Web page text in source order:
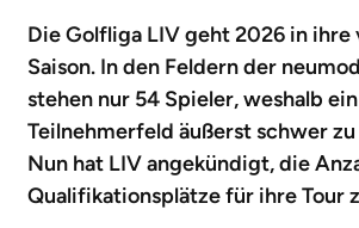
Die Golfliga LIV geht 2026 in
Saison. In den Feldern der
stehen nur 54 Spieler, weshalb
Teilnehmerfeld äußerst schwer
Nun hat LIV angekündigt, die
Qualifikationsplätze für ihre Tour